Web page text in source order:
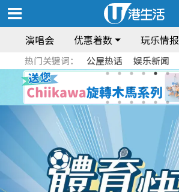
演唱会 优惠着数 玩乐情报
热门关键词： 公屋热话 娱乐新闻